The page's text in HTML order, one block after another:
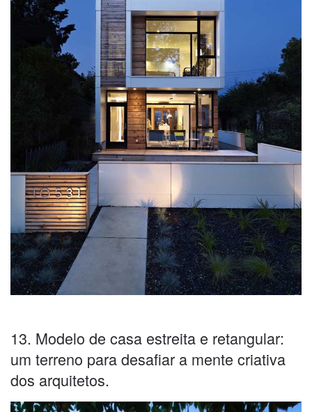
13. Modelo de casa estreita e retangular:
um terreno para desafiar a mente criativa
dos arquitetos.